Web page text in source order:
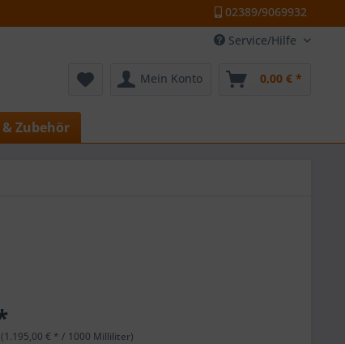
02389/9069932
Service/Hilfe
Mein Konto 0,00 € *
Zubehör
€ * / 1000 Milliliter)